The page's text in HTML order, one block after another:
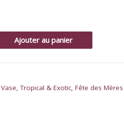
Ajouter au panier
,Tropical & Exotic, Fête des Mères